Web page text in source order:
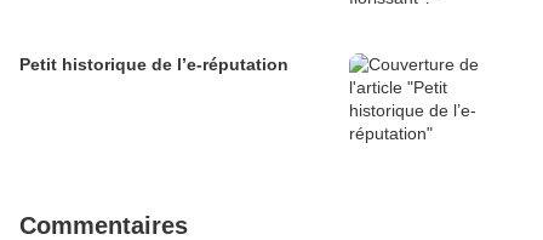
Petit historique de l’e-réputation
Commentaires